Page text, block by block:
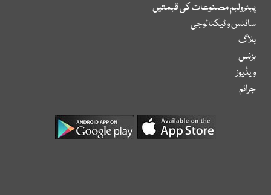
پیٹرولیم مصنوعات کی قیمتیں
سائنس و ٹیکنالوجی
بلاگ
بزنس
ویڈیوز
جرائم